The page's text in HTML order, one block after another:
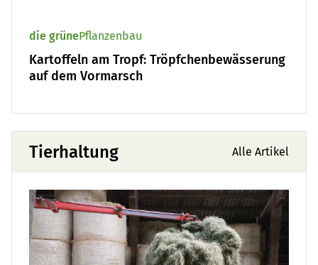
die grünePflanzenbau
Kartoffeln am Tropf: Tröpfchenbewässerung
auf dem Vormarsch
Tierhaltung Alle Artikel